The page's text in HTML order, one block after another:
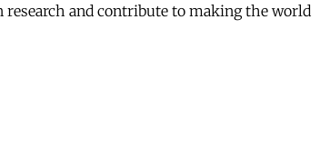
and contribute to making the world